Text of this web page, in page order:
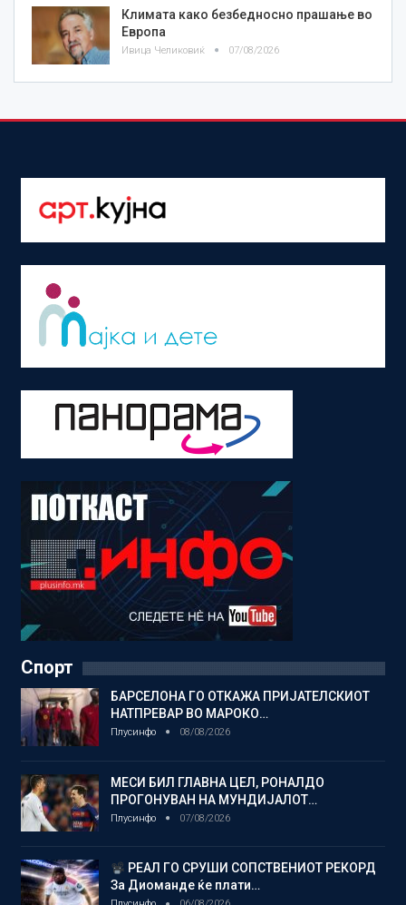
Климата како безбедносно прашање во
Европа
Ивица Челиковиќ 07/08/2026
Спорт
БАРСЕЛОНА ГО ОТКАЖА ПРИЈАТЕЛСКИОТ
НАТПРЕВАР ВО МАРОКО…
Плусинфо 08/08/2026
МЕСИ БИЛ ГЛАВНА ЦЕЛ, РОНАЛДО
ПРОГОНУВАН НА МУНДИЈАЛОТ…
Плусинфо 07/08/2026
РЕАЛ ГО СРУШИ СОПСТВЕНИОТ РЕКОРД
За Диоманде ќе плати…